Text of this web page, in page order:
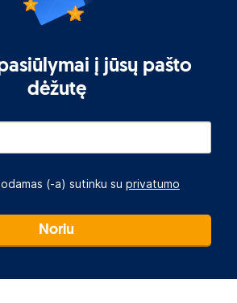
į jūsų pašto
dėžutę
(-a) sutinku su privatumo
Noriu